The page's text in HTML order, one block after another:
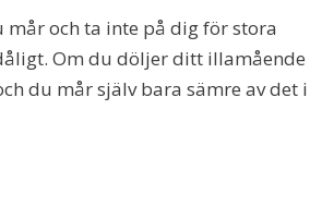
och ta inte på dig för stora
Om du döljer ditt illamående
du mår själv bara sämre av det i